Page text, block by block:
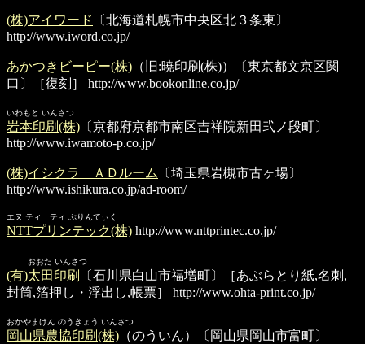
(株)アイワード
〔北海道札幌市中央区北３条東〕
http://www.iword.co.jp/
あかつきビーピー(株) （旧:暁印刷(株)）〔東京都文京区関
口〕［復刻］
http://www.bookonline.co.jp/
いわもと いんさつ
岩本印刷(株) 〔京都府京都市南区吉祥院新田弐ノ段町〕
http://www.iwamoto-p.co.jp/
(株)イシクラ ＡＤルーム
〔埼玉県岩槻市古ヶ場〕
http://www.ishikura.co.jp/ad-room/
エヌ ティ ティ ぷりんてぃく
NTTプリンテック(株) http://www.nttprintec.co.jp/
おおた いんさつ
(有)太田印刷
〔石川県白山市福増町〕［あぶらとり紙,名刺,
封筒,箔押し・浮出し,帳票］
http://www.ohta-print.co.jp/
おかやまけん のうきょう いんさつ
岡山県農協印刷(株) （のういん）〔岡山県岡山市富町〕